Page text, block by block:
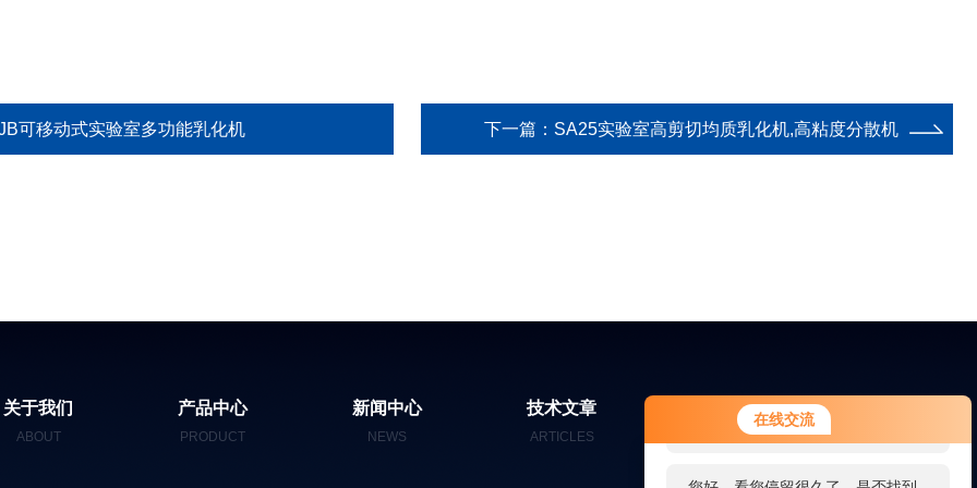
在线交流
您好！欢迎前来咨询，很高兴为您
服务，请问您要咨询什么问题呢？
可移动式实验室多功能乳化机 下一篇： SA25实验室高剪切均质乳化机,高粘度分散机
关于我们
ABOUT
产品中心
PRODUCT
新闻中心
NEWS
技术文章
ARTICLES
在线留言
MESSAGES